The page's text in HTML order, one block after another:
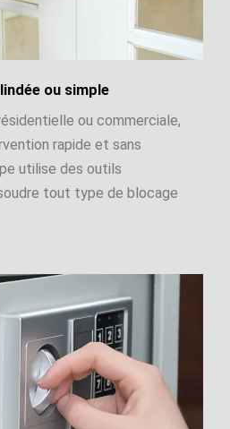
ou simple
ou commerciale,
rapide et sans
utilise des outils
tout type de blocage